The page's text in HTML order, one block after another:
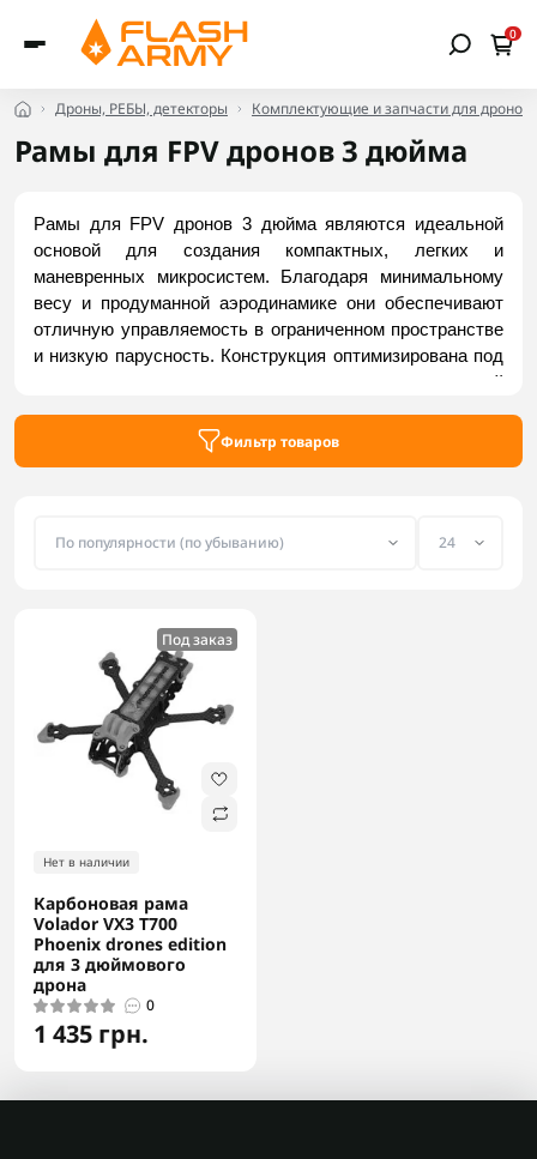
0
Дроны, РЕБЫ, детекторы Комплектующие и запчасти для дронов
Рамы для FPV дронов 3 дюйма
Рамы для FPV дронов 3 дюйма являются идеальной
основой для создания компактных, легких и
маневренных микросистем. Благодаря минимальному
весу и продуманной аэродинамике они обеспечивают
отличную управляемость в ограниченном пространстве
и низкую парусность. Конструкция оптимизирована под
монтажные стандарты микрокамер и компактной
стойкость к ударам и повреждениям при жестких
Фильтр товаров
Под заказ
Нет в наличии
Карбоновая рама
Volador VX3 T700
Phoenix drones edition
для 3 дюймового
дрона
0
1 435 грн.